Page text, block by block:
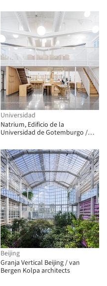
Universidad
Natrium, Edificio de la
Universidad de Gotemburgo /
Beijing
Granja Vertical Beijing / van
Bergen Kolpa architects